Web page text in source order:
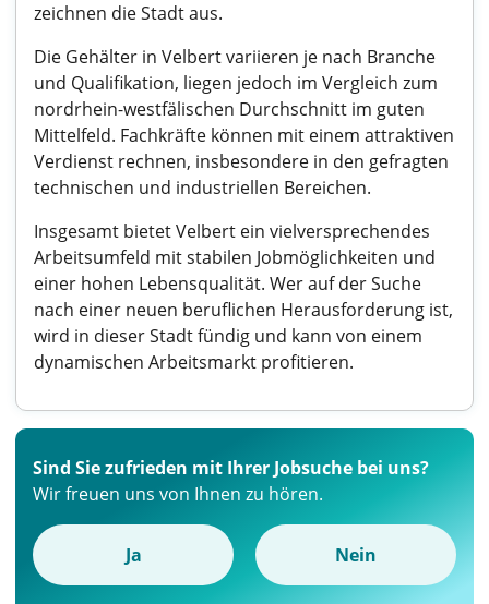
zeichnen die Stadt aus.
Die Gehälter in Velbert variieren je nach Branche
und Qualifikation, liegen jedoch im Vergleich zum
nordrhein-westfälischen Durchschnitt im guten
Mittelfeld. Fachkräfte können mit einem attraktiven
Verdienst rechnen, insbesondere in den gefragten
technischen und industriellen Bereichen.
Insgesamt bietet Velbert ein vielversprechendes
Arbeitsumfeld mit stabilen Jobmöglichkeiten und
einer hohen Lebensqualität. Wer auf der Suche
nach einer neuen beruflichen Herausforderung ist,
wird in dieser Stadt fündig und kann von einem
dynamischen Arbeitsmarkt profitieren.
Sind Sie zufrieden mit Ihrer Jobsuche bei uns?
Wir freuen uns von Ihnen zu hören.
Ja Nein